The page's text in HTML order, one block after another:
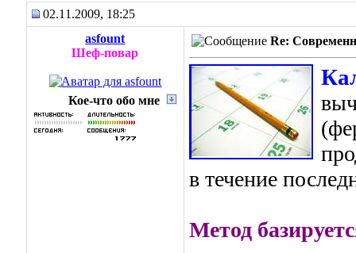
02.11.2009, 18:25
asfount
Шеф-повар
Кое-что обо мне
Re:
в течение
Метод